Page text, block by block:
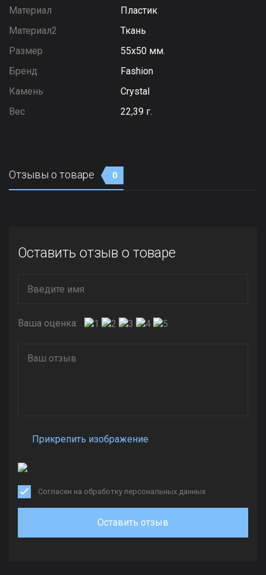
Материал
Пластик
Материал2
Ткань
Размер
55х50 мм.
Бренд
Fashion
Камень
Сrystal
Вес
22,39 г.
Отзывы о товаре 0
Оставить отзыв о товаре
Ваша оценка:
Прикрепить изображение
Согласен на обработку персональных данных
Оставить отзыв